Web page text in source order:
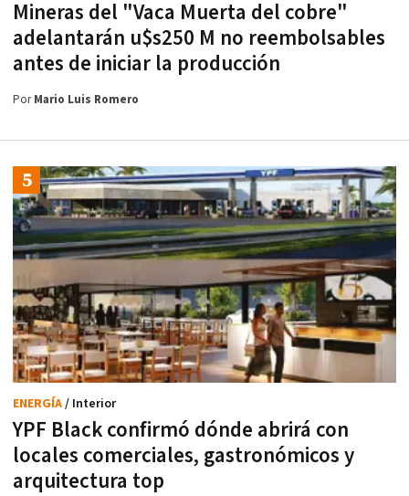
Mineras del "Vaca Muerta del cobre"
adelantarán u$s250 M no reembolsables
antes de iniciar la producción
PorMario Luis Romero
YPF Black confirmó dónde abrirá con
locales comerciales, gastronómicos y
arquitectura top
ENERGÍA/ Interior